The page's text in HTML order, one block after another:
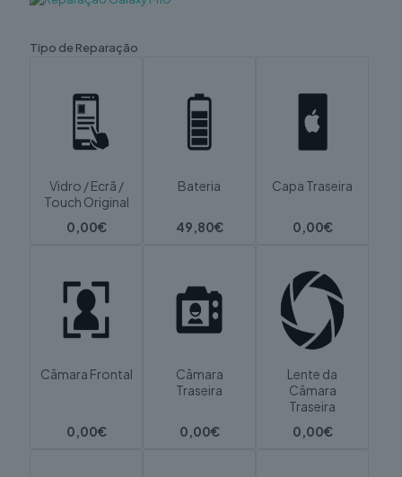
Tipo de Reparação
Vidro / Ecrã /
Touch Original
0,00€
Bateria
49,80€
Capa Traseira
0,00€
Câmara Frontal
0,00€
Câmara
Traseira
0,00€
Lente da
Câmara
Traseira
0,00€